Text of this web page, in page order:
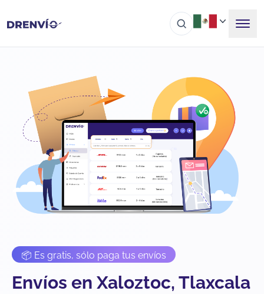
📦 Es gratis, sólo paga tus envíos
Envíos en Xaloztoc, Tlaxcala